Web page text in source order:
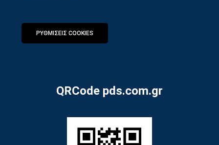
ΡΥΘΜΙΣΕΙΣ COOKIES
QRCode pds.com.gr